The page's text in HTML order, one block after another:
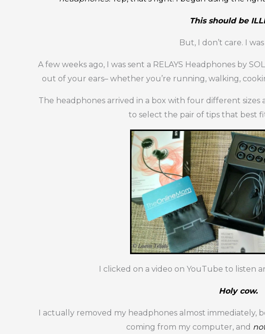
This should be
But, I don’t care. I was
A few weeks ago, I was sent a RELAYS Headphones by
out of your ears– whether you’re running, walking,
The headphones arrived in a box with four different sizes
to select the pair of tips that best
I clicked on a video on YouTube to listen
Holy cow.
I actually removed my headphones almost immediately,
coming from my computer, and